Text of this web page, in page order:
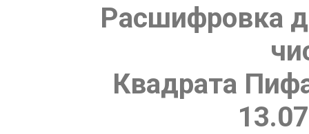
Расшифровка
Квадрата